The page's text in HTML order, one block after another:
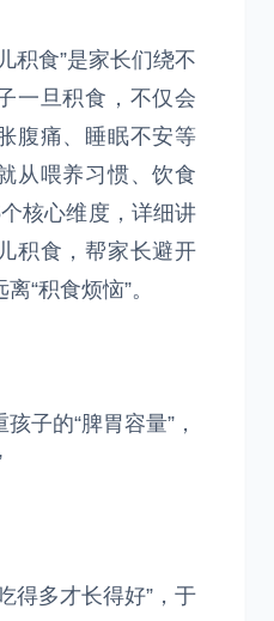
积食”是家长们绕不
一旦积食，不仅会
腹痛、睡眠不安等
从喂养习惯、饮食
核心维度，详细讲
积食，帮家长避开
“积食烦恼”。
子的“脾胃容量”，
得多才长得好”，于